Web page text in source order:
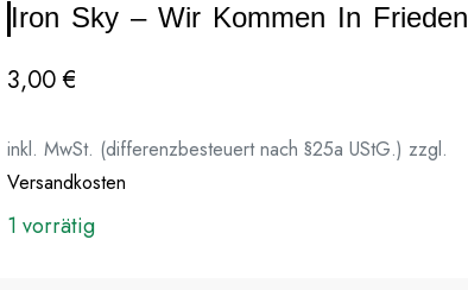
Iron Sky – Wir Kommen In Frieden
3,00€
inkl. MwSt. (differenzbesteuert nach §25a UStG.) zzgl.
Versandkosten
1 vorrätig